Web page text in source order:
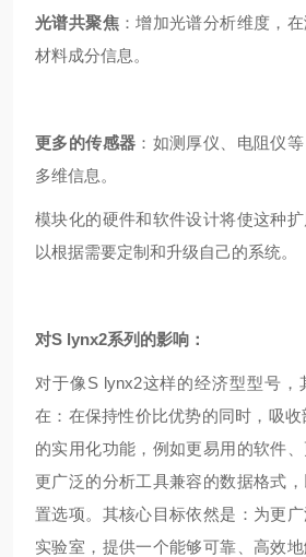
光谱共聚焦：增加光谱分析维度，
材料成分信息。
更多的传感器 ：如测厚仪、电阻仪
多维信息。
模块化的硬件和软件设计将使这种
以根据需要定制和升级自己的系统。
对S lynx2系列的影响：
对于像S lynx2这样的经济型型号，
在：在保持性价比优势的同时，吸收
的实用化功能，例如更易用的软件
更广泛的分析工具兼容的数据格式
置选项。其核心目标依然是：为更
实验室，提供一个能够可靠、高效